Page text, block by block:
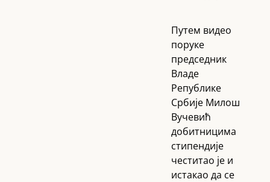
Путем видео
поруке
председник
Владе
Републике
Србије Милош
Вучевић
добитницима
стипендије
честитао је и
истакао да се